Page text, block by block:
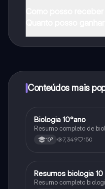
Conteúdos mais
Biologia
Biologia 10°ano
Resumo completo de
10º 7,349 150
Biologia
Resumos biologia 10
Resumo completo